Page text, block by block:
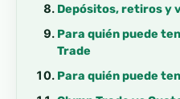
Depósitos, retiros y
Para quién puede
Trade
Para quién puede